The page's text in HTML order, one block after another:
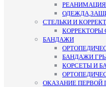
СТЕЛЬКИ И
КОРРЕКТОРЫ
БАНДАЖИ
БАНДАЖИ
КОРСЕТЫ И
ОКАЗАНИЕ